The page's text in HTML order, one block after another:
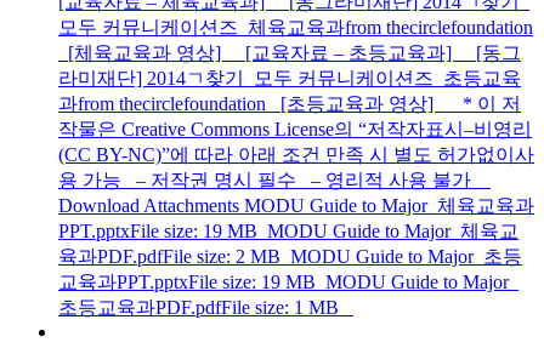
모두 커뮤니케이션즈_체육교육과from thecirclefoundation
[체육교육과 영상] [교육자료 – 초등교육과] [동그
라미재단] 2014ㄱ찾기_모두 커뮤니케이션즈_초등교육
과from thecirclefoundation [초등교육과 영상] * 이 저
작물은 Creative Commons License의 “저작자표시–비영리
(CC BY-NC)”에 따라 아래 조건 만족 시 별도 허가없이사
용 가능 – 저작권 명시 필수 – 영리적 사용 불가
Download Attachments MODU Guide to Major_체육교육과
PPT.pptxFile size: 19 MB MODU Guide to Major_체육교
육과PDF.pdfFile size: 2 MB MODU Guide to Major_초등
교육과PPT.pptxFile size: 19 MB MODU Guide to Major_
초등교육과PDF.pdfFile size: 1 MB